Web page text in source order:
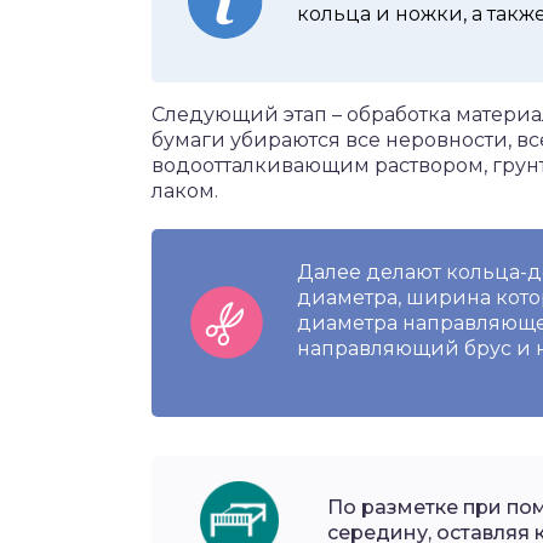
кольца и ножки, а
Следующий этап – обработка
бумаги убираются все неровности,
водоотталкивающим раствором,
лаком.
Далее делают кольца-
диаметра, ширина
диаметра
направляющий брус и
По разметке при
середину,